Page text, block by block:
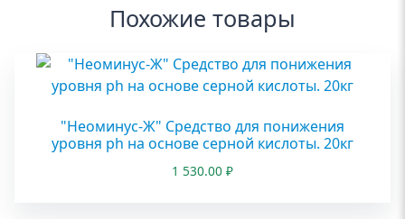
Похожие товары
"Неоминус-Ж" Средство для понижения
уровня ph на основе серной кислоты. 20кг
1 530.00 ₽